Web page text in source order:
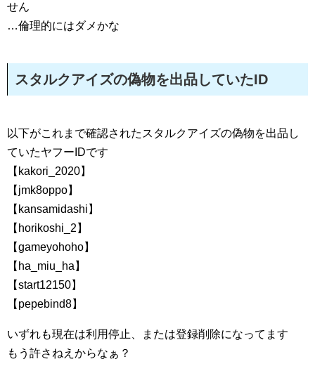
せん
…倫理的にはダメかな
スタルクアイズの偽物を出品していたID
以下がこれまで確認されたスタルクアイズの偽物を出品し
ていたヤフーIDです
【kakori_2020】
【jmk8oppo】
【kansamidashi】
【horikoshi_2】
【gameyohoho】
【ha_miu_ha】
【start12150】
【pepebind8】
いずれも現在は利用停止、または登録削除になってます
もう許さねえからなぁ？